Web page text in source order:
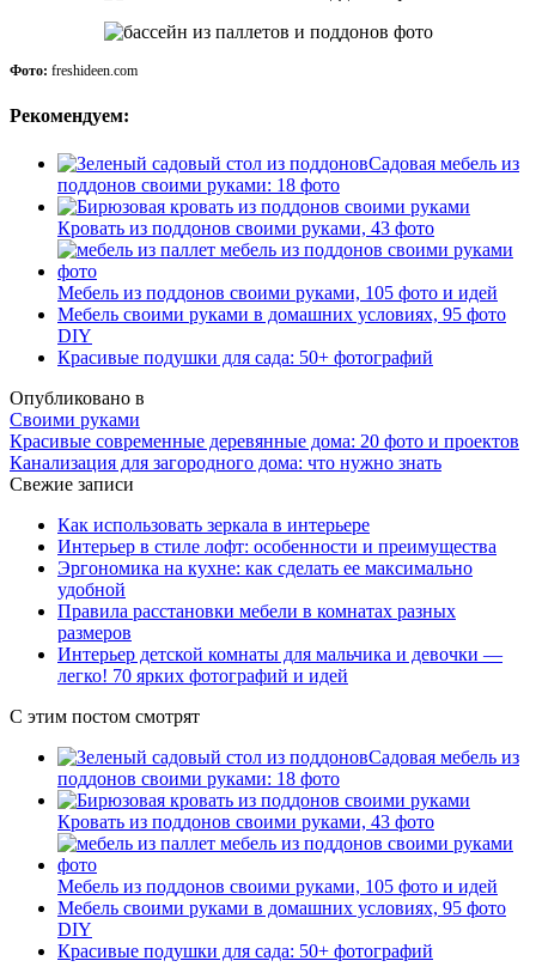
Фото: freshideen.com
Рекомендуем:
Садовая мебель из
поддонов своими руками: 18 фото
Кровать из поддонов своими руками, 43 фото
Мебель из поддонов своими руками, 105 фото и идей
Мебель своими руками в домашних условиях, 95 фото
DIY
Красивые подушки для сада: 50+ фотографий
Опубликовано в
Своими руками
Красивые современные деревянные дома: 20 фото и проектов
Канализация для загородного дома: что нужно знать
Свежие записи
Как использовать зеркала в интерьере
Интерьер в стиле лофт: особенности и преимущества
Эргономика на кухне: как сделать ее максимально
удобной
Правила расстановки мебели в комнатах разных
размеров
Интерьер детской комнаты для мальчика и девочки —
легко! 70 ярких фотографий и идей
С этим постом смотрят
Садовая мебель из
поддонов своими руками: 18 фото
Кровать из поддонов своими руками, 43 фото
Мебель из поддонов своими руками, 105 фото и идей
Мебель своими руками в домашних условиях, 95 фото
DIY
Красивые подушки для сада: 50+ фотографий